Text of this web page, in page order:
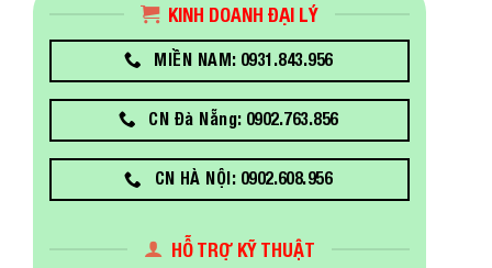
KINH DOANH ĐẠI LÝ
MIỀN NAM: 0931.843.956
CN Đà Nẵng: 0902.763.856
CN HÀ NỘI: 0902.608.956
HỖ TRỢ KỸ THUẬT